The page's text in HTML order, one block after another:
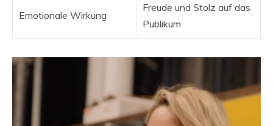
Emotionale Wirkung
Freude und Stolz auf das
Publikum